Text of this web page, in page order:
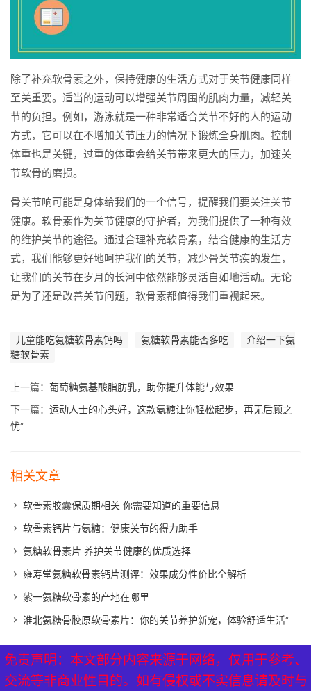
除了补充软骨素之外，保持健康的生活方式对于关节健康同样
至关重要。适当的运动可以增强关节周围的肌肉力量，减轻关
节的负担。例如，游泳就是一种非常适合关节不好的人的运动
方式，它可以在不增加关节压力的情况下锻炼全身肌肉。控制
体重也是关键，过重的体重会给关节带来更大的压力，加速关
节软骨的磨损。
骨关节响可能是身体给我们的一个信号，提醒我们要关注关节
健康。软骨素作为关节健康的守护者，为我们提供了一种有效
的维护关节的途径。通过合理补充软骨素，结合健康的生活方
式，我们能够更好地呵护我们的关节，减少骨关节疾的发生，
让我们的关节在岁月的长河中依然能够灵活自如地活动。无论
是为了还是改善关节问题，软骨素都值得我们重视起来。
儿童能吃氨糖软骨素钙吗 氨糖软骨素能否多吃
介绍一下氨
糖软骨素
上一篇： 葡萄糖氨基酸脂肪乳，助你提升体能与效果
下一篇： 运动人士的心头好，这款氨糖让你轻松起步，再无后顾之
忧”
相关文章
软骨素胶囊保质期相关 你需要知道的重要信息
软骨素钙片与氨糖：健康关节的得力助手
氨糖软骨素片 养护关节健康的优质选择
雍寿堂氨糖软骨素钙片测评：效果成分性价比全解析
紫一氨糖软骨素的产地在哪里
淮北氨糖骨胶原软骨素片：你的关节养护新宠，体验舒适生活”
免责声明：本文部分内容来源于网络，仅用于参考、
交流等非商业性目的。如有侵权或不实信息请及时与
XML地图| 网站地图 热点关注
免责声明：本文部分内容来源于网络，仅用于参考、
交流等非商业性目的。如有侵权或不实信息请及时与